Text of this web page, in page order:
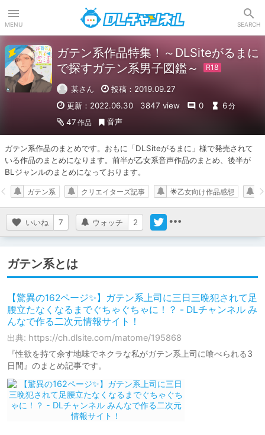
MENU SEARCH
ガテン系作品特集！～DLSiteがるまに
で探すガテン系男子図鑑～
某さん
投稿：2019.09.27
更新：2022.06.30
3847 view 0 6分
47 作品 音声
ガテン系作品のまとめです。おもに「DLSiteがるまに」様で発売されて
いる作品のまとめになります。前半が乙女系音声作品のまとめ、後半が
BLジャンルのまとめになっております。
いいね 7 ウォッチ 2
ガテン系 クリエイターズ記事 🌟乙女向け作品感想
ガテン系とは
【驚異の162ページ✨】ガテン系上司に三日三晩犯されて足
腰立たなくなるまでぐちゃぐちゃに！？ - DLチャンネル み
んなで作る二次元情報サイト！
出典: https://ch.dlsite.com/matome/195868
『性欲を持て余す地味でネクラな私がガテン系上司に喰べられる3
日間』のまとめ記事です。